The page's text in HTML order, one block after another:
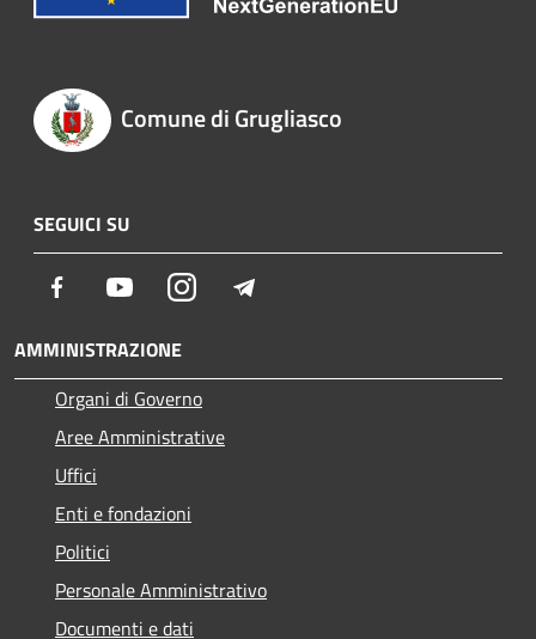
Comune di Grugliasco
SEGUICI SU
Facebook YoutubeInstagram
AMMINISTRAZIONE
Organi di Governo
Aree Amministrative
Uffici
Enti e fondazioni
Politici
Personale Amministrativo
Documenti e dati